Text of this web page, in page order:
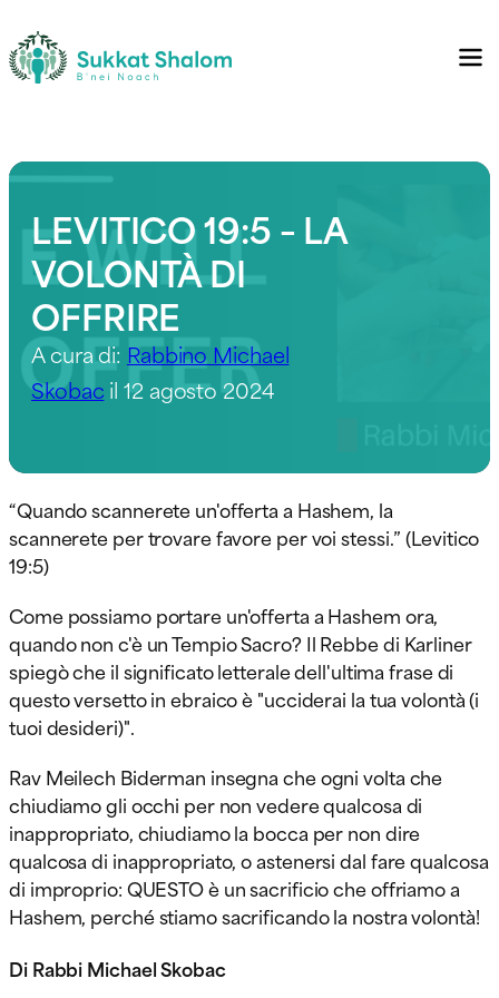
LEVITICO 19:5 – LA
VOLONTÀ DI
OFFRIRE
A cura di: Rabbino Michael
Skobac il 12 agosto 2024
“Quando scannerete un'offerta a Hashem, la
scannerete per trovare favore per voi stessi.” (Levitico
19:5)
Come possiamo portare un'offerta a Hashem ora,
quando non c'è un Tempio Sacro? Il Rebbe di Karliner
spiegò che il significato letterale dell'ultima frase di
questo versetto in ebraico è "ucciderai la tua volontà (i
tuoi desideri)".
Rav Meilech Biderman insegna che ogni volta che
chiudiamo gli occhi per non vedere qualcosa di
inappropriato, chiudiamo la bocca per non dire
qualcosa di inappropriato, oastenersi dal fare qualcosa
di improprio: QUESTO è un sacrificio che offriamo a
Hashem, perché stiamo sacrificando la nostra volontà!
Di Rabbi Michael Skobac